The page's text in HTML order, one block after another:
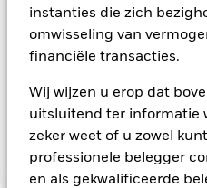
instanties die zich
omwisseling van
financiële transacties.
Wij wijzen u erop dat
uitsluitend ter informatie
zeker weet of u zowel
professionele belegger
en als gekwalificeerde
te reduceren, ontvangt het
verbonden inkomsten en
exploitatiekosten van het